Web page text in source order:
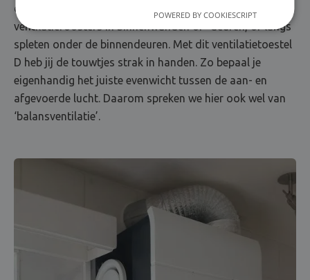
doorstroming van verse lucht verloopt langs
ventilatieroosters in binnenwanden of -deuren, of langs
spleten onder de binnendeuren. Met dit ventilatietoestel
D heb jij de touwtjes strak in handen. Zo bepaal je
eigenhandig het juiste evenwicht tussen de aan- en
afgevoerde lucht. Daarom spreken we hier ook wel van
‘balansventilatie’.
POWERED BY COOKIESCRIPT